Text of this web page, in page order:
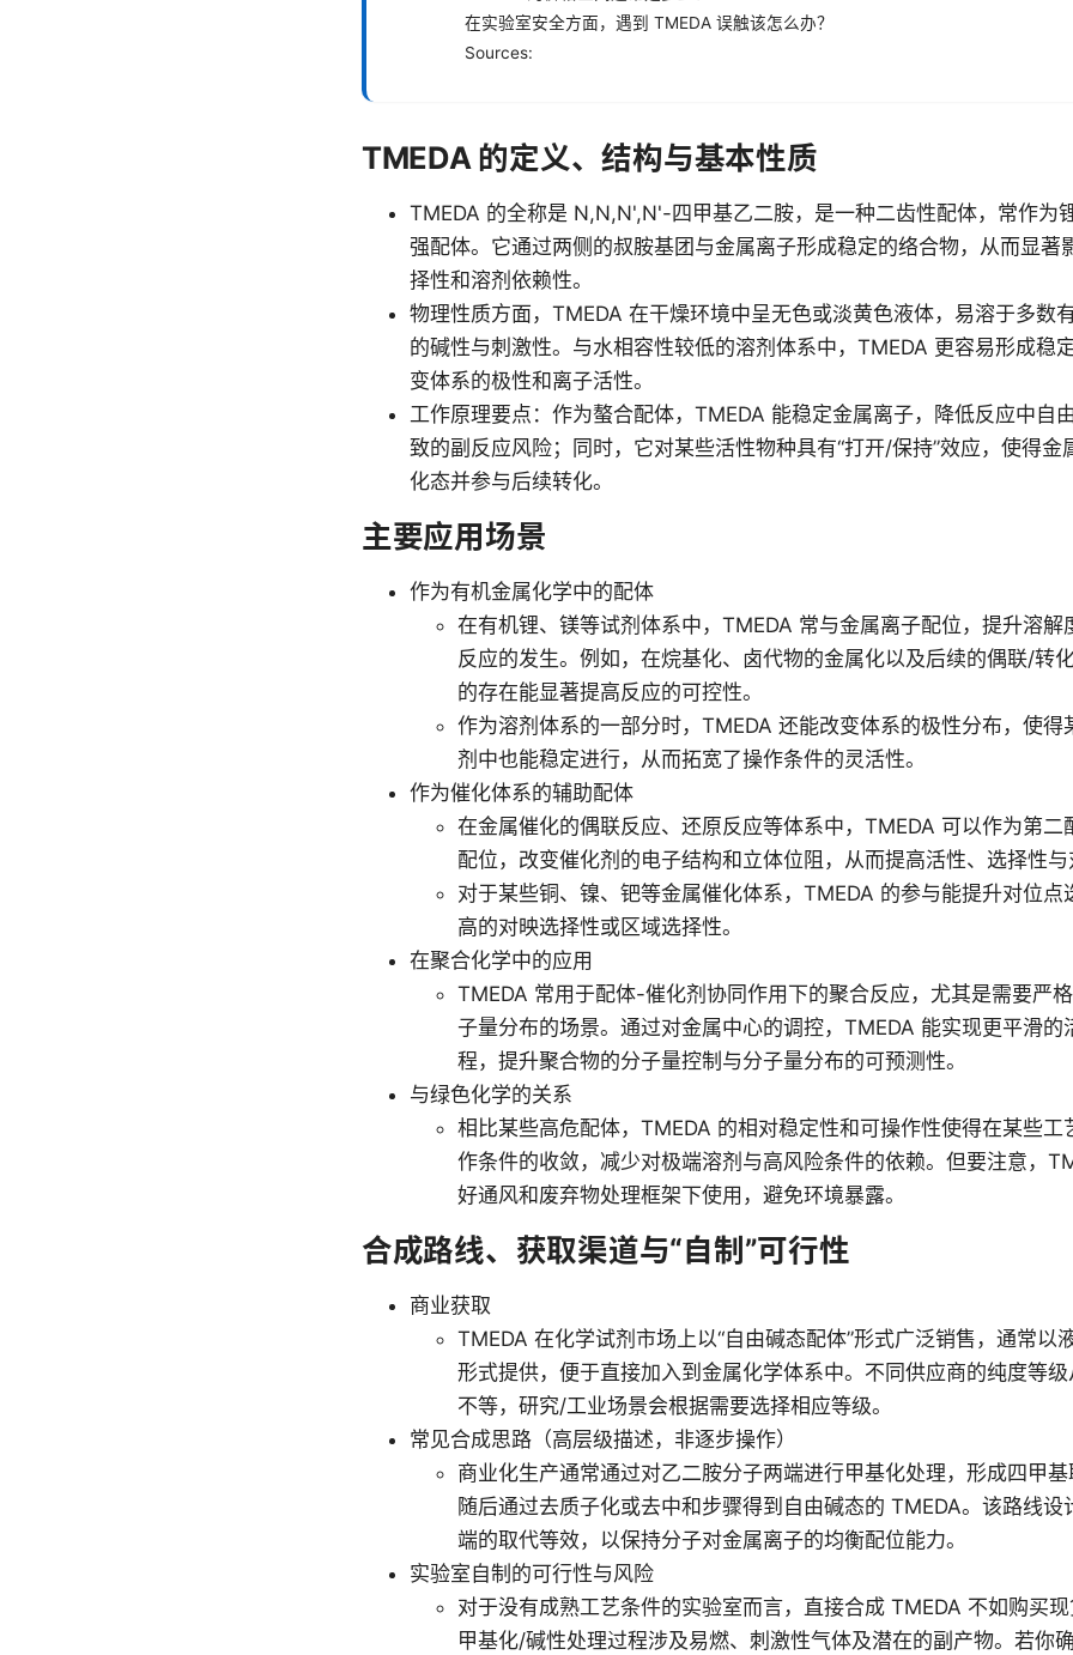
在实验室安全方面，遇到 TMEDA 误触该怎么办？
Sources:
TMEDA 的定义、结构与基本性质
TMEDA 的全称是 N,N,N',N'-四甲基乙二胺，是一种二齿性配体，常作为
强配体。它通过两侧的叔胺基团与金属离子形成稳定的络合物，从而显著
择性和溶剂依赖性。
物理性质方面，TMEDA 在干燥环境中呈无色或淡黄色液体，易溶于多数
的碱性与刺激性。与水相容性较低的溶剂体系中，TMEDA 更容易形成稳
变体系的极性和离子活性。
工作原理要点：作为螯合配体，TMEDA 能稳定金属离子，降低反应中自
致的副反应风险；同时，它对某些活性物种具有“打开/保持”效应，使得金
化态并参与后续转化。
主要应用场景
作为有机金属化学中的配体
在有机锂、镁等试剂体系中，TMEDA 常与金属离子配位，提升溶解
反应的发生。例如，在烷基化、卤代物的金属化以及后续的偶联/转
的存在能显著提高反应的可控性。
作为溶剂体系的一部分时，TMEDA 还能改变体系的极性分布，使得
剂中也能稳定进行，从而拓宽了操作条件的灵活性。
作为催化体系的辅助配体
在金属催化的偶联反应、还原反应等体系中，TMEDA 可以作为第二
配位，改变催化剂的电子结构和立体位阻，从而提高活性、选择性
对于某些铜、镍、钯等金属催化体系，TMEDA 的参与能提升对位点
高的对映选择性或区域选择性。
在聚合化学中的应用
TMEDA 常用于配体-催化剂协同作用下的聚合反应，尤其是需要严
子量分布的场景。通过对金属中心的调控，TMEDA 能实现更平滑的
程，提升聚合物的分子量控制与分子量分布的可预测性。
与绿色化学的关系
相比某些高危配体，TMEDA 的相对稳定性和可操作性使得在某些工
作条件的收敛，减少对极端溶剂与高风险条件的依赖。但要注意，
好通风和废弃物处理框架下使用，避免环境暴露。
合成路线、获取渠道与“自制”可行性
商业获取
TMEDA 在化学试剂市场上以“自由碱态配体”形式广泛销售，通常以
形式提供，便于直接加入到金属化学体系中。不同供应商的纯度等
不等，研究/工业场景会根据需要选择相应等级。
常见合成思路（高层级描述，非逐步操作）
商业化生产通常通过对乙二胺分子两端进行甲基化处理，形成四甲
随后通过去质子化或去中和步骤得到自由碱态的 TMEDA。该路线设
端的取代等效，以保持分子对金属离子的均衡配位能力。
实验室自制的可行性与风险
对于没有成熟工艺条件的实验室而言，直接合成 TMEDA 不如购买
甲基化/碱性处理过程涉及易燃、刺激性气体及潜在的副产物。若你